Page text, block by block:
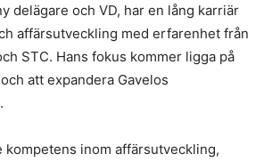
delägare och VD, har en lång karriär
affärsutveckling med erfarenhet från
STC. Hans fokus kommer ligga på
att expandera Gavelos
kompetens inom affärsutveckling,